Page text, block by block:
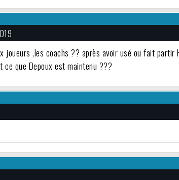
joueurs ,les coachs ?? après avoir usé ou fait partir
que Depoux est maintenu ???